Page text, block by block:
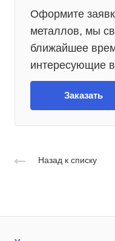
Оформите
металлов, мы
ближайшее
интересующие
Заказать
Назад к списку